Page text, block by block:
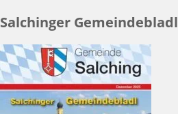
Salchinger Gemeindebladl